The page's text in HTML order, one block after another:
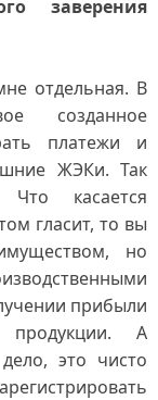
заверения
отдельная. В
созданное
платежи и
ЖЭКи. Так
касается
гласит, то вы
но
прибыли
продукции. А
это чисто